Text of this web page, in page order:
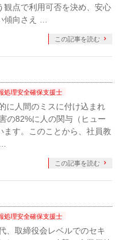
観点で利用可否を決め、安心
傾向さえ …
この記事を読む
処理安全確保支援士
に人間のミスに付け込まれ
の82%に人の関与（ヒュー
ます。このことから、社員教
この記事を読む
処理安全確保支援士
、取締役会レベルでのセキ